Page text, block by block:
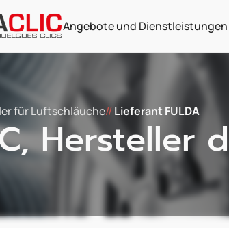
Angebote und Dienstleistungen
für Luftschläuche//Lieferant FULDA
Hersteller